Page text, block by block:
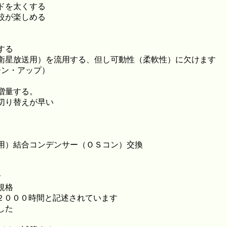
を太くする
が楽しめる
る
放送用）を流用する、但し可動性（柔軟性）に欠けます
・アップ）
する。
り替えが早い
）結合コンデンサー（ＯＳコン）交換
格
００時間と記述されています
た